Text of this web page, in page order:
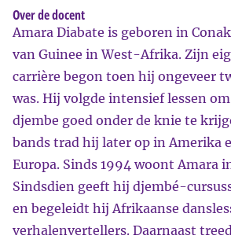
Over de docent
Amara Diabate is geboren in
van Guinee in West-Afrika. Zijn
carrière begon toen hij ongeveer
was. Hij volgde intensief lessen
djembe goed onder de knie te
bands trad hij later op in Amerika
Europa. Sinds 1994 woont Amara
Sindsdien geeft hij djembé-
en begeleidt hij Afrikaanse
verhalenvertellers. Daarnaast